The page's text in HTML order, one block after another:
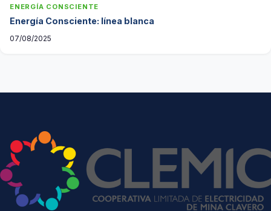
ENERGÍA CONSCIENTE
Energía Consciente: línea blanca
07/08/2025